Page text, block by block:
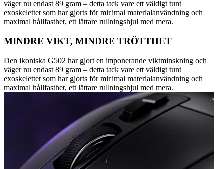
väger nu endast 89 gram – detta tack vare ett väldigt tunt
exoskelettet som har gjorts för minimal materialanvändning och
maximal hållfasthet, ett lättare rullningshjul med mera.
MINDRE VIKT, MINDRE TRÖTTHET
Den ikoniska G502 har gjort en imponerande viktminskning och
väger nu endast 89 gram – detta tack vare ett väldigt tunt
exoskelettet som har gjorts för minimal materialanvändning och
maximal hållfasthet, ett lättare rullningshjul med mera.